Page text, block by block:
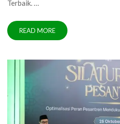
Terbaik. …
READ MORE